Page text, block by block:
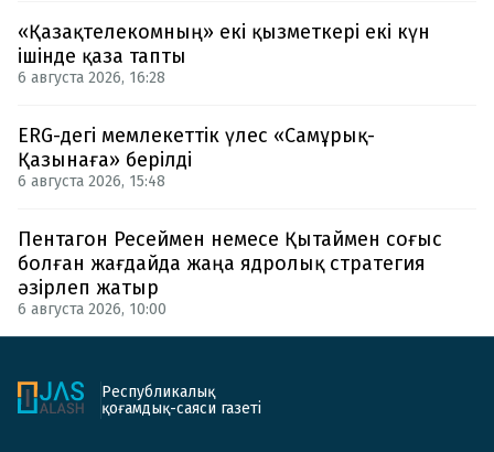
«Қазақтелекомның» екі қызметкері екі күн
ішінде қаза тапты
6 августа 2026, 16:28
ERG-дегі мемлекеттік үлес «Самұрық-
Қазынаға» берілді
6 августа 2026, 15:48
Пентагон Ресеймен немесе Қытаймен соғыс
болған жағдайда жаңа ядролық стратегия
әзірлеп жатыр
6 августа 2026, 10:00
Республикалық
қоғамдық-саяси газеті